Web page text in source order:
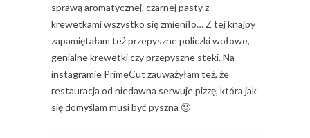
sprawą aromatycznej, czarnej pasty z
krewetkami wszystko się zmieniło… Z tej knajpy
zapamiętałam też przepyszne policzki wołowe,
genialne krewetki czy przepyszne steki. Na
instagramie PrimeCut zauważyłam też, że
restauracja od niedawna serwuje pizzę, która jak
się domyślam musi być pyszna 🙂